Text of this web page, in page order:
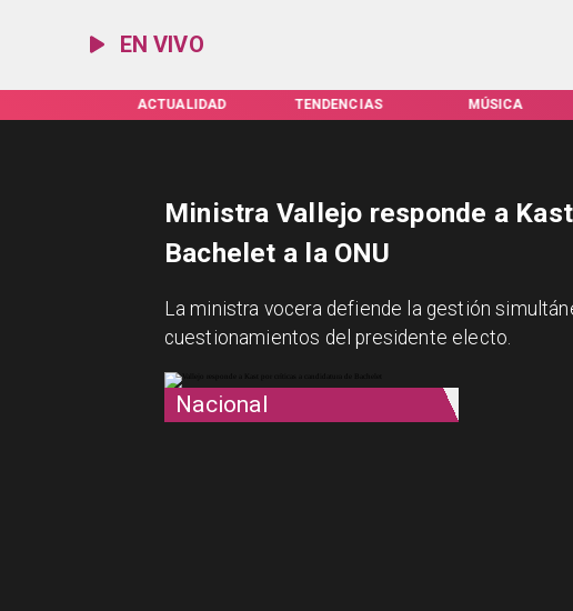
EN VIVO
ACTUALIDAD TENDENCIAS MÚSICA
Nacional
Ministra Vallejo responde a
Bachelet a la ONU
La ministra vocera defiende la gestión
cuestionamientos del presidente electo.